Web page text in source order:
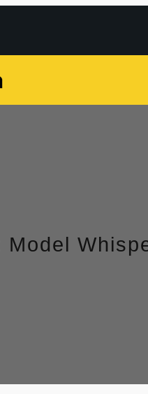
Model